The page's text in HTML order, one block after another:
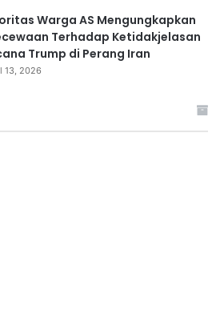
Warga AS Mengungkapkan
Terhadap Ketidakjelasan
Trump di Perang Iran
13, 2026